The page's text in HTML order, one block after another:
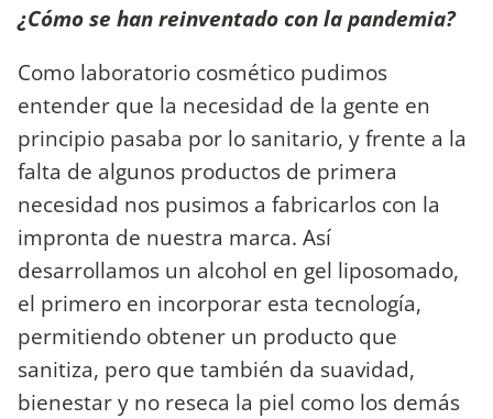
¿Cómo se han reinventado con la pandemia?
Como laboratorio cosmético pudimos
entender que la necesidad de la gente en
principio pasaba por lo sanitario, y frente a la
falta de algunos productos de primera
necesidad nos pusimos a fabricarlos con la
impronta de nuestra marca. Así
desarrollamos un alcohol en gel liposomado,
el primero en incorporar esta tecnología,
permitiendo obtener un producto que
sanitiza, pero que también da suavidad,
bienestar y no reseca la piel como los demás